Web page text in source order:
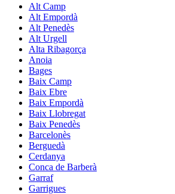
Alt Camp
Alt Empordà
Alt Penedès
Alt Urgell
Alta Ribagorça
Anoia
Bages
Baix Camp
Baix Ebre
Baix Empordà
Baix Llobregat
Baix Penedès
Barcelonès
Berguedà
Cerdanya
Conca de Barberà
Garraf
Garrigues